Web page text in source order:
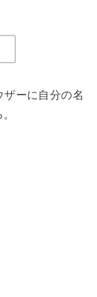
ーに自分の名